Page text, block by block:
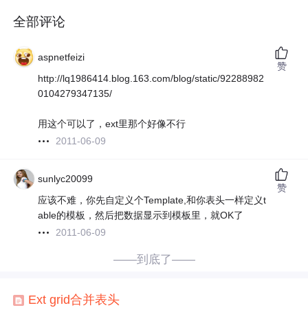
全部评论
aspnetfeizi
http://lq1986414.blog.163.com/blog/static/92288982
0104279347135/
用这个可以了，ext里那个好像不行
2011-06-09
赞
sunlyc20099
应该不难，你先自定义个Template,和你表头一样定义t
able的模板，然后把数据显示到模板里，就OK了
2011-06-09
赞
——到底了——
Ext grid合并表头